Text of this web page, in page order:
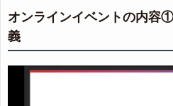
オンラインイベントの内
義